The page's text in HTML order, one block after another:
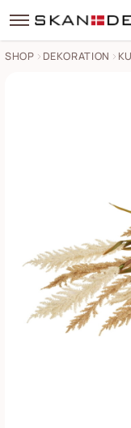
SHOP DEKORATION